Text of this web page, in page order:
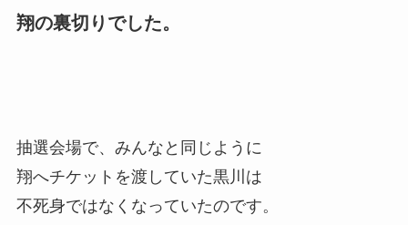
翔の裏切りでした。
抽選会場で、みんなと同じように
翔へチケットを渡していた黒川は
不死身ではなくなっていたのです。